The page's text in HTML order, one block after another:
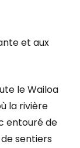
et aux
le Wailoa
la rivière
entouré de
sentiers